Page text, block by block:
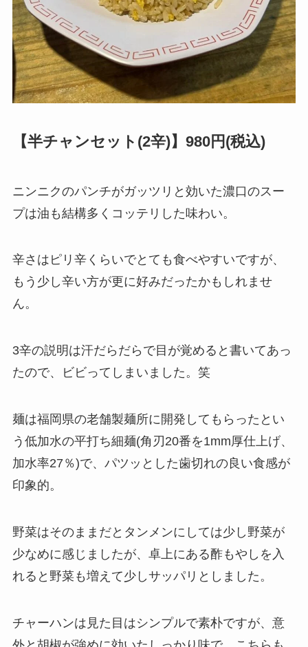
【半チャンセット(2辛)】980円(税込)
ニンニクのパンチがガッツリと効いた濃口のスー
プは油も結構多くコッテリした味わい。
辛さはピリ辛くらいでとても食べやすいですが、
もう少し辛い方が更に好みだったかもしれませ
ん。
3辛の説明は汗だらだらで目が覚めると書いてあっ
たので、ビビってしまいました。笑
麺は福岡県の老舗製麺所に開発してもらったとい
う低加水の平打ち細麺(角刃20番を1mm厚仕上げ、
加水率27％)で、パツッとした歯切れの良い食感が
印象的。
野菜はそのままだとタンメンにしては少し野菜が
少なめに感じましたが、卓上にある酢もやしを入
れると野菜も増えて少しサッパリとしました。
チャーハンは見た目はシンプルで素朴ですが、意